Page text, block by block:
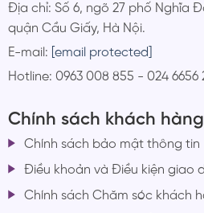
Địa chỉ: Số 6, ngõ 27 phố Nghĩa
quận Cầu Giấy, Hà Nội.
E-mail: [email protected]
Hotline: 0963 008 855 - 024 6656
Chính sách khách hàng
Chính sách bảo mật thông tin
Điều khoản và Điều kiện giao
Chính sách Chăm sóc khách